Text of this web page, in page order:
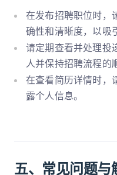
在发布招聘职位时，
确性和清晰度，以吸
请定期查看并处理投
人并保持招聘流程的
在查看简历详情时，
露个人信息。
五、常见问题与